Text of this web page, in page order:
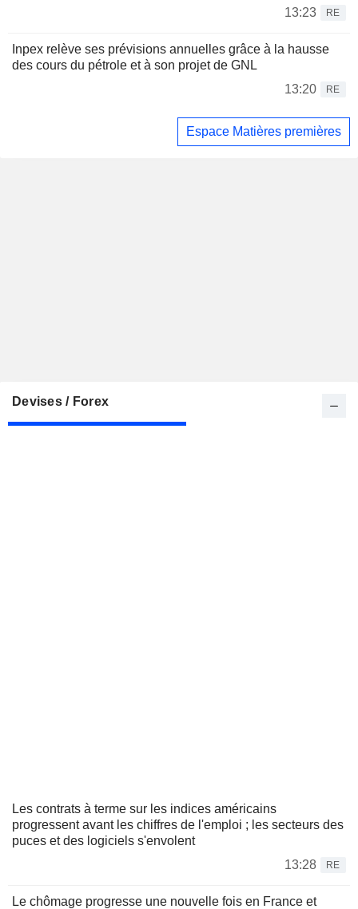
13:23 RE
Inpex relève ses prévisions annuelles grâce à la hausse
des cours du pétrole et à son projet de GNL
13:20
RE
Espace Matières premières
Devises / Forex
Les contrats à terme sur les indices américains
progressent avant les chiffres de l'emploi ; les secteurs des
puces et des logiciels s'envolent
13:28
RE
Le chômage progresse une nouvelle fois en France et